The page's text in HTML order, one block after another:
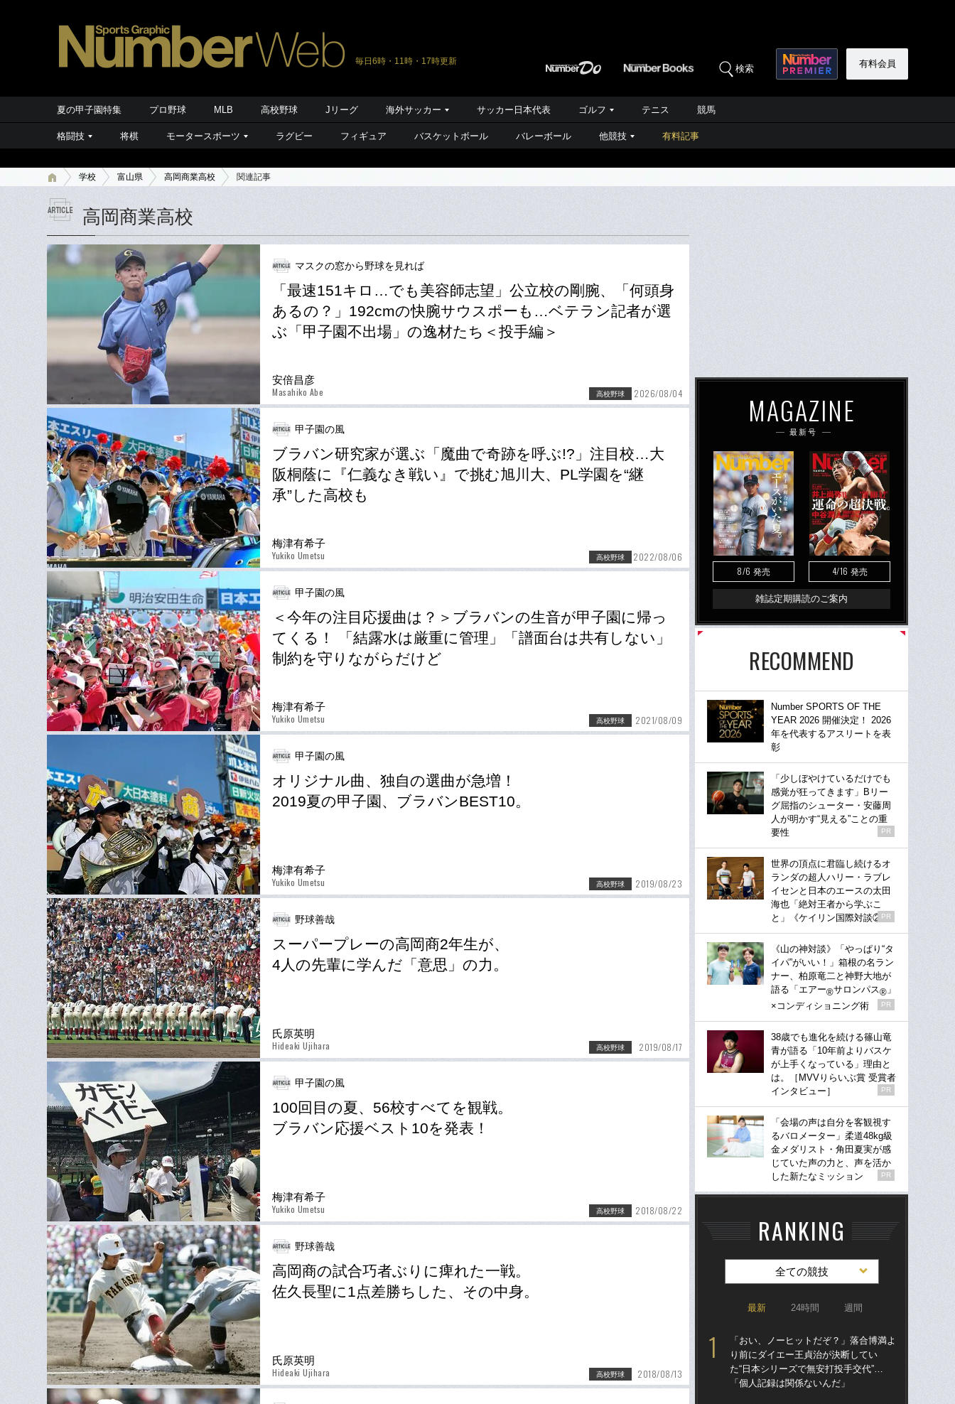
毎日6時・11時・17時更新
検索 有料会員
夏の甲子園特集 プロ野球 MLB 高校野球 Jリーグ 海外サッカー サッカー日本代表 ゴルフ テニス 競馬
格闘技 将棋 モータースポーツ ラグビー フィギュア バスケットボール バレーボール 他競技 有料記事
学校 富山県 高岡商業高校 関連記事
高岡商業高校
マスクの窓から野球を見れば
「最速151キロ…でも美容師志望」公立校の剛腕、「何頭身
あるの？」192cmの快腕サウスポーも…ベテラン記者が選
ぶ「甲子園不出場」の逸材たち＜投手編＞
安倍昌彦
Masahiko Abe 高校野球 2026/08/04
甲子園の風
ブラバン研究家が選ぶ「魔曲で奇跡を呼ぶ!?」注目校…大
阪桐蔭に『仁義なき戦い』で挑む旭川大、PL学園を“継
承”した高校も
梅津有希子
Yukiko Umetsu 高校野球 2022/08/06
甲子園の風
＜今年の注目応援曲は？＞ブラバンの生音が甲子園に帰っ
てくる！ 「結露水は厳重に管理」「譜面台は共有しない」
制約を守りながらだけど
梅津有希子
Yukiko Umetsu 高校野球 2021/08/09
甲子園の風
オリジナル曲、独自の選曲が急増！
2019夏の甲子園、ブラバンBEST10。
梅津有希子
Yukiko Umetsu 高校野球 2019/08/23
野球善哉
スーパープレーの高岡商2年生が、
4人の先輩に学んだ「意思」の力。
氏原英明
Hideaki Ujihara 高校野球 2019/08/17
甲子園の風
100回目の夏、56校すべてを観戦。
ブラバン応援ベスト10を発表！
梅津有希子
Yukiko Umetsu 高校野球 2018/08/22
野球善哉
高岡商の試合巧者ぶりに痺れた一戦。
佐久長聖に1点差勝ちした、その中身。
氏原英明
Hideaki Ujihara 高校野球 2018/08/13
MAGAZINE
最新号
8/6 発売 4/16 発売
雑誌定期購読のご案内
RECOMMEND
Number SPORTS OF THE
YEAR 2026 開催決定！ 2026
年を代表するアスリートを表
彰
「少しぼやけているだけでも
感覚が狂ってきます」Bリー
グ屈指のシューター・安藤周
人が明かす“見える”ことの重
要性
PR
世界の頂点に君臨し続けるオ
ランダの超人ハリー・ラブレ
イセンと日本のエースの太田
海也「絶対王者から学ぶこ
と」《ケイリン国際対談②》
PR
《山の神対談》「やっぱり“タ
イパ”がいい！」箱根の名ラン
ナー、柏原竜二と神野大地が
語る「エアー®サロンパス® 」
×コンディショニング術
PR
38歳でも進化を続ける篠山竜
青が語る「10年前よりバスケ
が上手くなっている」理由と
は。［MVVりらいぶ賞 受賞者
インタビュー］
PR
「会場の声は自分を客観視す
るバロメーター」柔道48kg級
金メダリスト・角田夏実が感
じていた声の力と、声を活か
した新たなミッション
PR
RANKING
全ての競技
最新 24時間 週間
「おい、ノーヒットだぞ？」落合博満よ
り前にダイエー王貞治が決断してい
た“日本シリーズで無安打投手交代”…
「個人記録は関係ないんだ」